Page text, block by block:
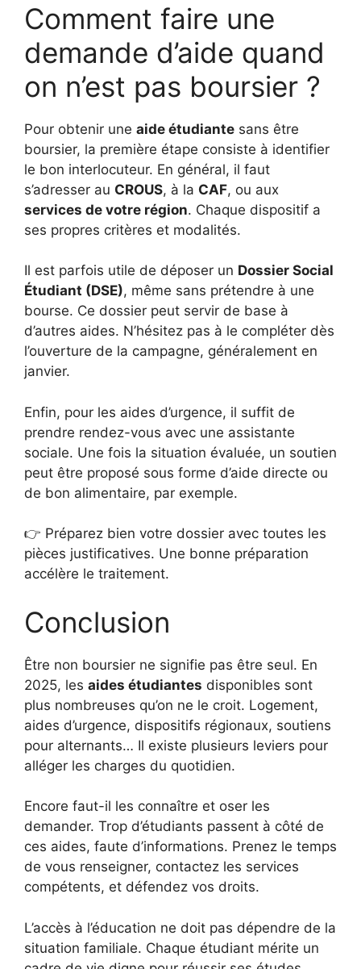
Comment faire une
demande d’aide quand
on n’est pas boursier ?
Pour obtenir une aide étudiante sans être
boursier, la première étape consiste à identifier
le bon interlocuteur. En général, il faut
s’adresser au CROUS, à la CAF, ou aux
services de votre région. Chaque dispositif a
ses propres critères et modalités.
Il est parfois utile de déposer un Dossier Social
Étudiant (DSE), même sans prétendre à une
bourse. Ce dossier peut servir de base à
d’autres aides. N’hésitez pas à le compléter dès
l’ouverture de la campagne, généralement en
janvier.
Enfin, pour les aides d’urgence, il suffit de
prendre rendez-vous avec une assistante
sociale. Une fois la situation évaluée, un soutien
peut être proposé sous forme d’aide directe ou
de bon alimentaire, par exemple.
👉 Préparez bien votre dossier avec toutes les
pièces justificatives. Une bonne préparation
accélère le traitement.
Conclusion
Être non boursier ne signifie pas être seul. En
2025, les aides étudiantes disponibles sont
plus nombreuses qu’on ne le croit. Logement,
aides d’urgence, dispositifs régionaux, soutiens
pour alternants… Il existe plusieurs leviers pour
alléger les charges du quotidien.
Encore faut-il les connaître et oser les
demander. Trop d’étudiants passent à côté de
ces aides, faute d’informations. Prenez le temps
de vous renseigner, contactez les services
compétents, et défendez vos droits.
L’accès à l’éducation ne doit pas dépendre de la
situation familiale. Chaque étudiant mérite un